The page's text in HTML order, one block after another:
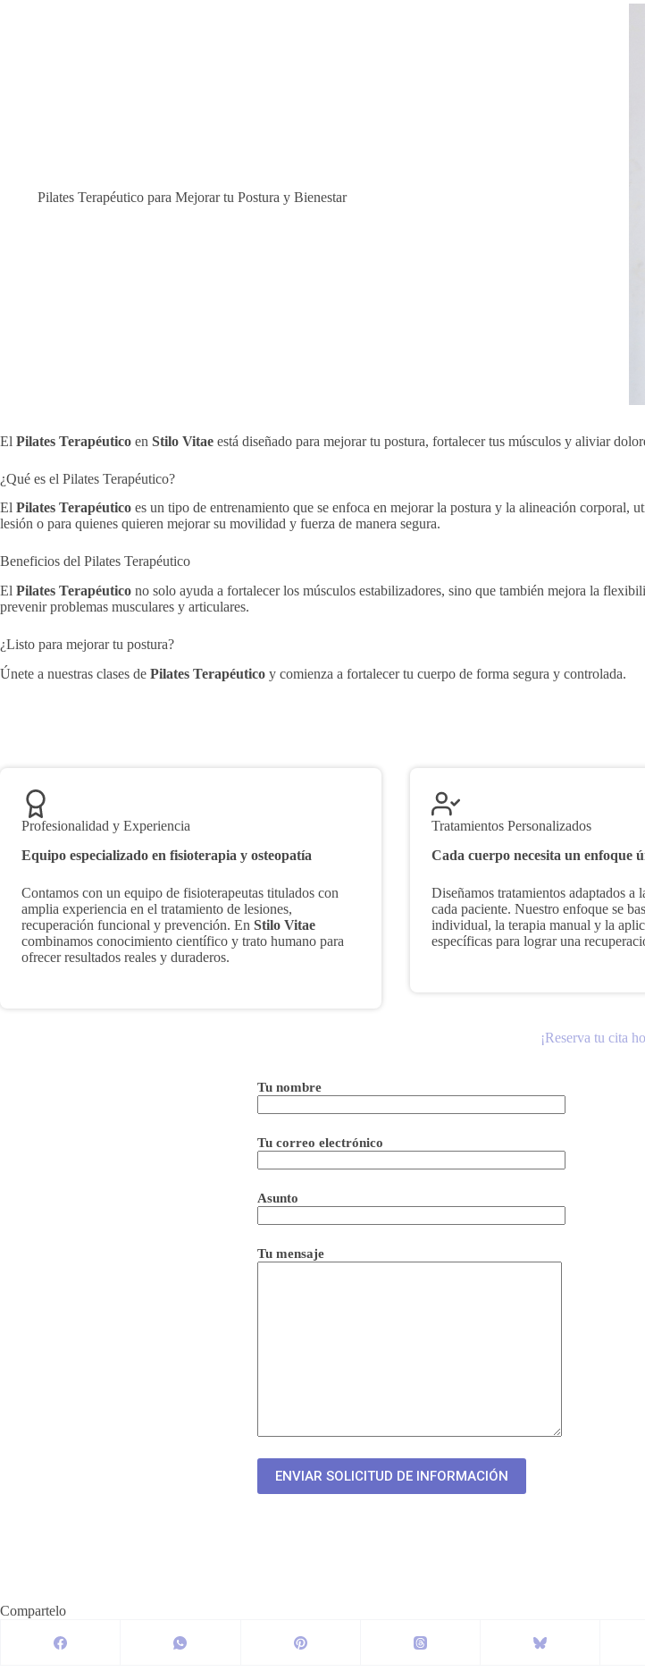
Pilates Terapéutico para Mejorar tu Postura y Bienestar
El Pilates Terapéutico en Stilo Vitae está diseñado para mejorar tu postura, fortalecer tus músculos y aliviar
¿Qué es el Pilates Terapéutico?
El Pilates Terapéutico es un tipo de entrenamiento que se enfoca en mejorar la postura y la alineación corporal,
lesión o para quienes quieren mejorar su movilidad y fuerza de manera segura.
Beneficios del Pilates Terapéutico
El Pilates Terapéutico no solo ayuda a fortalecer los músculos estabilizadores, sino que también mejora la
prevenir problemas musculares y articulares.
¿Listo para mejorar tu postura?
Únete a nuestras clases de Pilates Terapéutico y comienza a fortalecer tu cuerpo de forma segura y controlada.
Profesionalidad y Experiencia
Equipo especializado en fisioterapia y osteopatía
Contamos con un equipo de fisioterapeutas titulados con
amplia experiencia en el tratamiento de lesiones,
recuperación funcional y prevención. En Stilo Vitae
combinamos conocimiento científico y trato humano para
ofrecer resultados reales y duraderos.
Tratamientos Personalizados
Cada cuerpo necesita un enfoque
Diseñamos tratamientos adaptados a
cada paciente. Nuestro enfoque se
individual, la terapia manual y la
específicas para lograr una
¡Reserva tu cita
Tu nombre
Tu correo electrónico
Asunto
Tu mensaje
Compartelo